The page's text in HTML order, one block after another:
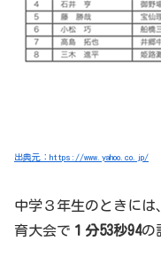
出典元：https://www.yahoo.co.jp/
中学３年生のときには
育大会で １分53秒94の